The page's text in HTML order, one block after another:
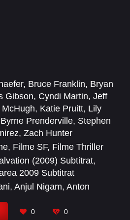
, Bruce Franklin, Bryan
Gibson, Cyndi Martin, Jeff
, Katie Pruitt, Lily
Prenderville, Stephen
, Zach Hunter
, Filme SF, Filme Thriller
(2009) Subtitrat,
2009 Subtitrat
, Anjul Nigam, Anton
, Bruce McIntosh
0 0